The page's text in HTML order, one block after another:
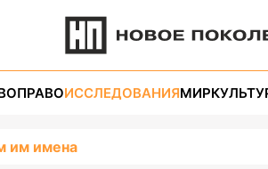
ПРАВОИССЛЕДОВАНИЯМИР
им имена